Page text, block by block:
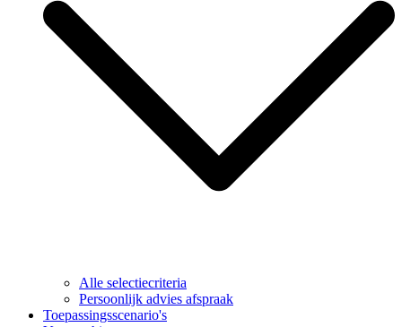
Alle selectiecriteria
Persoonlijk advies afspraak
Toepassingsscenario's